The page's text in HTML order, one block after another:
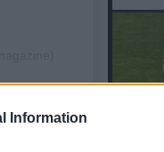
Information